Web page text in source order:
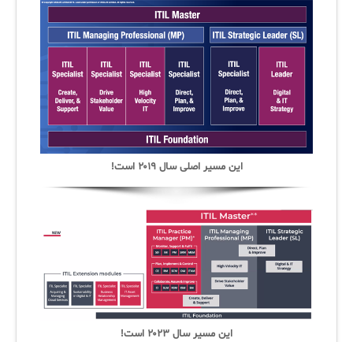
این مسیر اصلی سال ۲۰۱۹ است!
این مسیر سال ۲۰۲۳ است!
ManageEngine Malware Protection Plus
سامانه آزمون آنلاین